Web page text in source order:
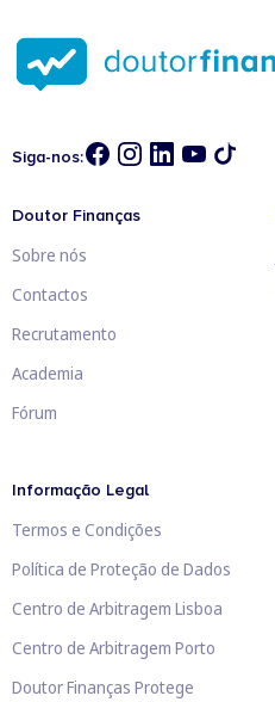
Siga-nos:
Doutor Finanças
Sobre nós
Contactos
Recrutamento
Academia
Fórum
Informação Legal
Termos e Condições
Política de Proteção de Dados
Centro de Arbitragem Lisboa
Centro de Arbitragem Porto
Doutor Finanças Protege